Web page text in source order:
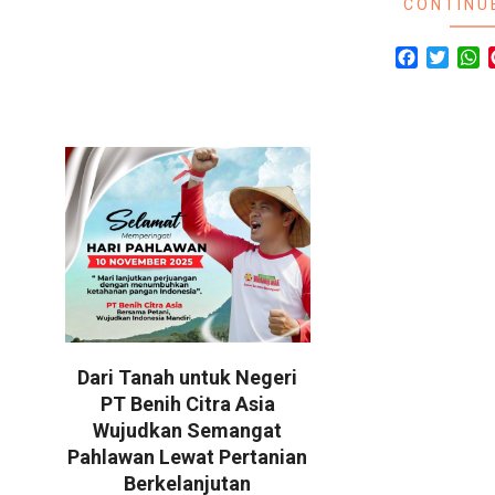
Facebook
Dari Tanah untuk Negeri
PT Benih Citra Asia
Wujudkan Semangat
Pahlawan Lewat Pertanian
Berkelanjutan